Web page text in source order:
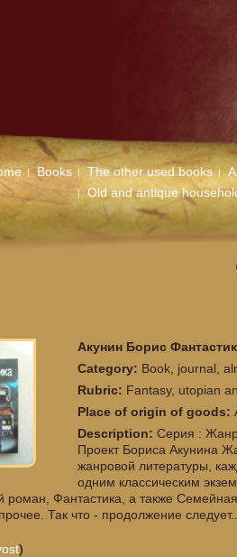
Books The other used books
Old and antique
Акунин Борис
Category: Book, journal,
Rubric: Fantasy, utopian
Place of origin of goods:
Description:Серия :
Проект Бориса Акунина
жанровой литературы,
одним классическим
роман, Фантастика, а также
Так что - продолжение следует..
)